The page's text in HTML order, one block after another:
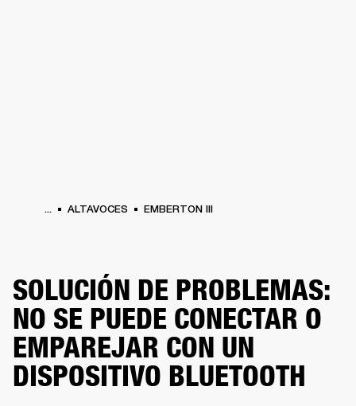
... ALTAVOCES EMBERTON III
SOLUCIÓN DE PROBLEMAS:
NO SE PUEDE CONECTAR O
EMPAREJAR CON UN
DISPOSITIVO BLUETOOTH